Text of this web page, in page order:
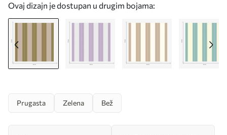
Ovaj dizajn je dostupan u drugim bojama:
Prugasta Zelena Bež